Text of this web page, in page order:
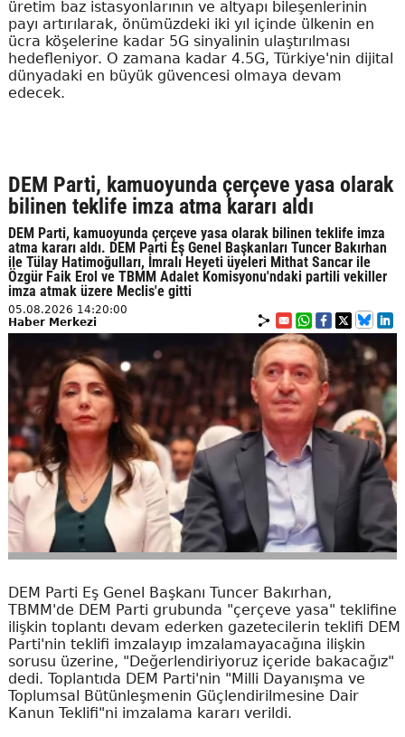
üretim baz istasyonlarının ve altyapı bileşenlerinin
payı artırılarak, önümüzdeki iki yıl içinde ülkenin en
ücra köşelerine kadar 5G sinyalinin ulaştırılması
hedefleniyor. O zamana kadar 4.5G, Türkiye'nin dijital
dünyadaki en büyük güvencesi olmaya devam
edecek.
DEM Parti, kamuoyunda çerçeve yasa olarak
bilinen teklife imza atma kararı aldı
DEM Parti, kamuoyunda çerçeve yasa olarak bilinen teklife imza
atma kararı aldı. DEM Parti Eş Genel Başkanları Tuncer Bakırhan
ile Tülay Hatimoğulları, İmralı Heyeti üyeleri Mithat Sancar ile
Özgür Faik Erol ve TBMM Adalet Komisyonu'ndaki partili vekiller
imza atmak üzere Meclis'e gitti
05.08.2026 14:20:00
Haber Merkezi
DEM Parti Eş Genel Başkanı Tuncer Bakırhan,
TBMM'de DEM Parti grubunda "çerçeve yasa" teklifine
ilişkin toplantı devam ederken gazetecilerin teklifi DEM
Parti'nin teklifi imzalayıp imzalamayacağına ilişkin
sorusu üzerine, "Değerlendiriyoruz içeride bakacağız"
dedi. Toplantıda DEM Parti'nin "Milli Dayanışma ve
Toplumsal Bütünleşmenin Güçlendirilmesine Dair
Kanun Teklifi"ni imzalama kararı verildi.